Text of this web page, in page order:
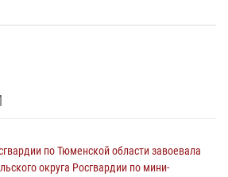
по Тюменской области завоевала
округа Росгвардии по мини-